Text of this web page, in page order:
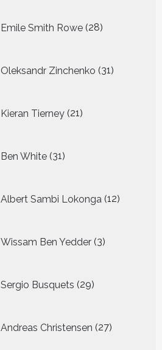
Emile Smith Rowe 28
producten
Oleksandr Zinchenko 31
producten
Kieran Tierney 21
producten
Ben White 31
producten
Albert Sambi Lokonga 12
Wissam Ben Yedder 3
producten
Sergio Busquets 29
producten
Andreas Christensen 27
producten